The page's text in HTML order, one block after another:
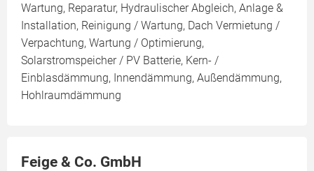
Wartung, Reparatur, Hydraulischer Abgleich, Anlage &
Installation, Reinigung / Wartung, Dach Vermietung /
Verpachtung, Wartung / Optimierung,
Solarstromspeicher / PV Batterie, Kern- /
Einblasdämmung, Innendämmung, Außendämmung,
Hohlraumdämmung
Feige & Co. GmbH